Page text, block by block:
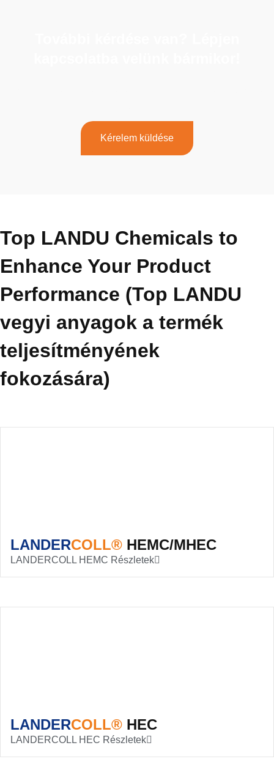
Kérelem küldése
Top LANDU Chemicals to
Enhance Your Product
Performance (Top LANDU
vegyi anyagok a termék
teljesítményének
fokozására)
LANDERCOLL® HEMC/MHEC
LANDERCOLL HEMC Részletek
LANDERCOLL® HEC
LANDERCOLL HEC Részletek